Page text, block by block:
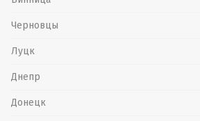
Черновцы
Луцк
Днепр
Донецк